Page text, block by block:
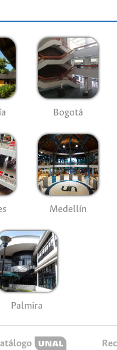
Bogotá
Medellín
Palmira